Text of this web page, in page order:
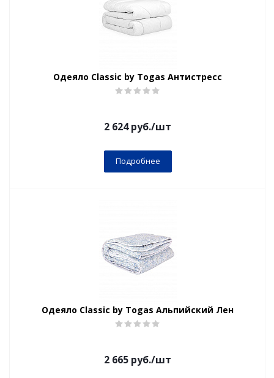
Одеяло Classic by Togas Антистресс
2 624руб./шт
Подробнее
Одеяло Classic by Togas Альпийский Лен
2 665 руб./шт